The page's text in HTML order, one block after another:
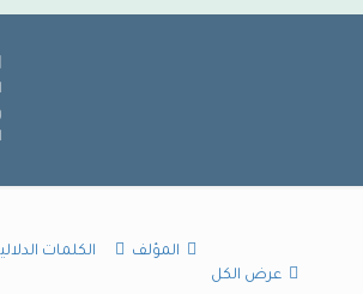
الكلمات
المؤلف
عرض الكل